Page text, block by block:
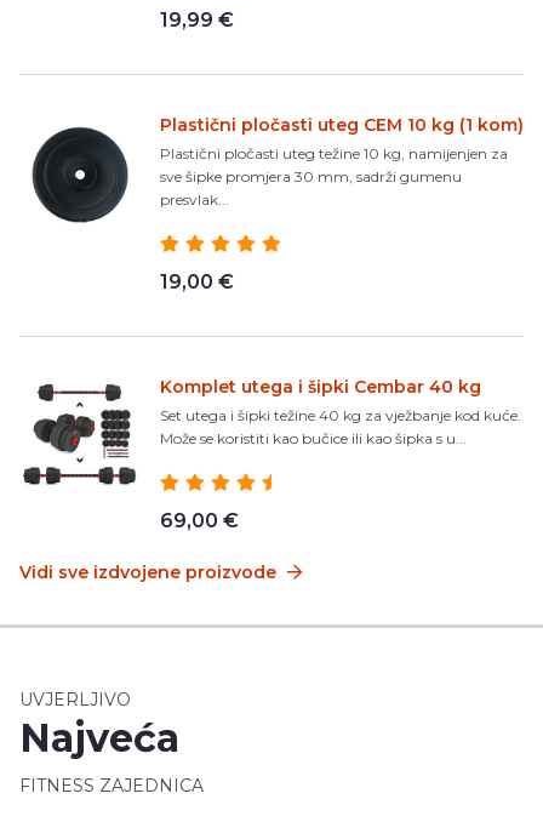
19,99 €
Plastični pločasti uteg CEM 10 kg (1 kom)
Plastični pločasti uteg težine 10 kg, namijenjen za
sve šipke promjera 30 mm, sadrži gumenu
presvlak...
19,00 €
Komplet utega i šipki Cembar 40 kg
Set utega i šipki težine 40 kg za vježbanje kod kuće.
Može se koristiti kao bučice ili kao šipka s u...
69,00 €
Vidi sve izdvojene proizvode
UVJERLJIVO
Najveća
FITNESS ZAJEDNICA